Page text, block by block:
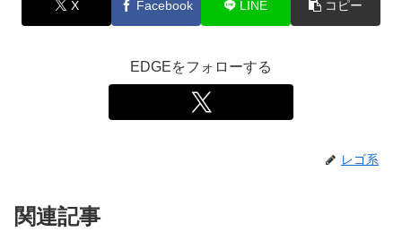
X Facebook LINE コピー
EDGEをフォローする
レゴ系
関連記事